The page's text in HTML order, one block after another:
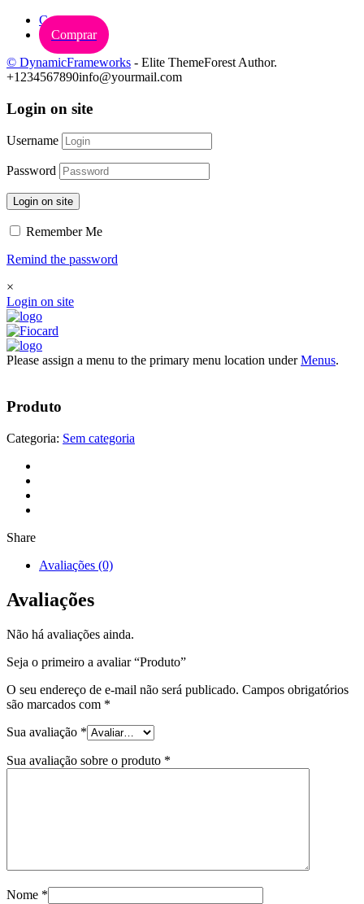
Carrinho
Comprar
© DynamicFrameworks - Elite ThemeForest Author.
+1234567890info@yourmail.com
Login on site
Username
Password
Login on site
Remember Me
Remind the password
×
Login on site
Please assign a menu to the primary menu location underMenus.
Produto
Categoria: Sem categoria
Share
Avaliações (0)
Avaliações
Não há avaliações ainda.
Seja o primeiro a avaliar “Produto”
O seu endereço de e-mail não será publicado. Campos obrigatórios
são marcados com *
Sua avaliação *
Sua avaliação sobre o produto *
Nome *